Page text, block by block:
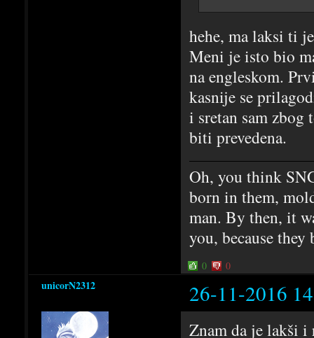
hehe, ma laksi ti
Meni je isto bio
na engleskom.
kasnije se
i sretan sam
biti prevedena.
Oh, you think
born in them,
man. By then, it
you, because
0 0
unicorN2312 26-11-2016
Znam da je lakši